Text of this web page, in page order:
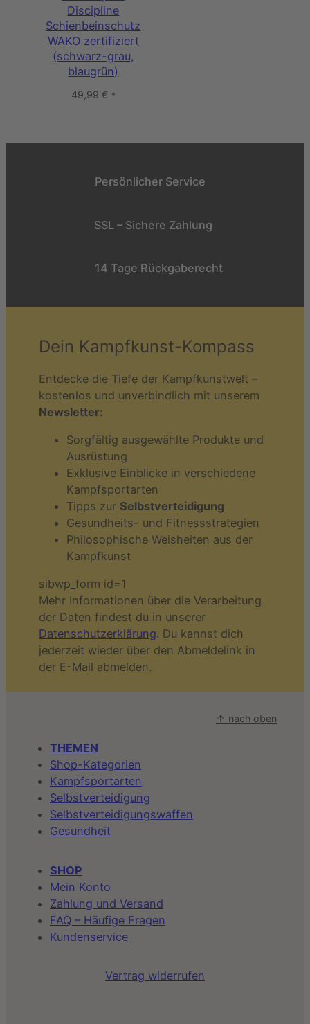
Discipline
Schienbeinschutz
WAKO zertifiziert
(schwarz-grau,
blaugrün)
49,99 € *
Persönlicher Service
SSL – Sichere Zahlung
14 Tage Rückgaberecht
Dein Kampfkunst-Kompass
Entdecke die Tiefe der Kampfkunstwelt –
kostenlos und unverbindlich mit unserem
Newsletter:
Sorgfältig ausgewählte Produkte und
Ausrüstung
Exklusive Einblicke in verschiedene
Kampfsportarten
Tipps zur Selbstverteidigung
Gesundheits- und Fitnessstrategien
Philosophische Weisheiten aus der
Kampfkunst
sibwp_form id=1
Mehr Informationen über die Verarbeitung
der Daten findest du in unserer
Datenschutzerklärung. Du kannst dich
jederzeit wieder über den Abmeldelink in
der E-Mail abmelden.
↑ nach oben
THEMEN
Shop-Kategorien
Kampfsportarten
Selbstverteidigung
Selbstverteidigungswaffen
Gesundheit
SHOP
Mein Konto
Zahlung und Versand
FAQ – Häufige Fragen
Kundenservice
Vertrag widerrufen